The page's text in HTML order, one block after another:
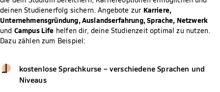
deinen Studienerfolg sichern. Angebote zur Karriere,
Unternehmensgründung, Auslandserfahrung, Sprache, Netzwerk
und Campus Life helfen dir, deine Studienzeit optimal zu nutzen.
Dazu zählen zum Beispiel:
kostenlose Sprachkurse – verschiedene Sprachen und
Niveaus